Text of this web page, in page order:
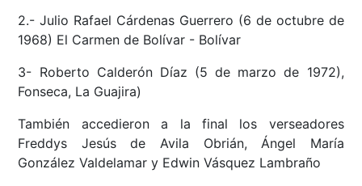
2.- Julio Rafael Cárdenas Guerrero (6 de octubre de
1968) El Carmen de Bolívar - Bolívar
3- Roberto Calderón Díaz (5 de marzo de 1972),
Fonseca, La Guajira)
También accedieron a la final los verseadores
Freddys Jesús de Avila Obrián, Ángel María
González Valdelamar y Edwin Vásquez Lambraño